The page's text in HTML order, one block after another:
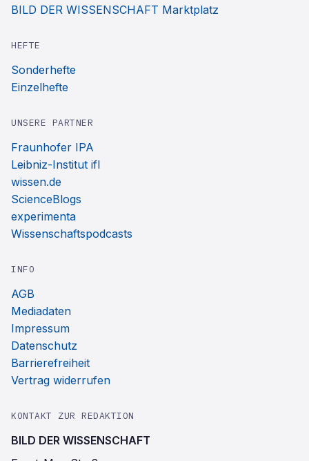
BILD DER WISSENSCHAFT Marktplatz
HEFTE
Sonderhefte
Einzelhefte
UNSERE PARTNER
Fraunhofer IPA
Leibniz-Institut ifl
wissen.de
ScienceBlogs
experimenta
Wissenschaftspodcasts
INFO
AGB
Mediadaten
Impressum
Datenschutz
Barrierefreiheit
Vertrag widerrufen
KONTAKT ZUR REDAKTION
BILD DER WISSENSCHAFT